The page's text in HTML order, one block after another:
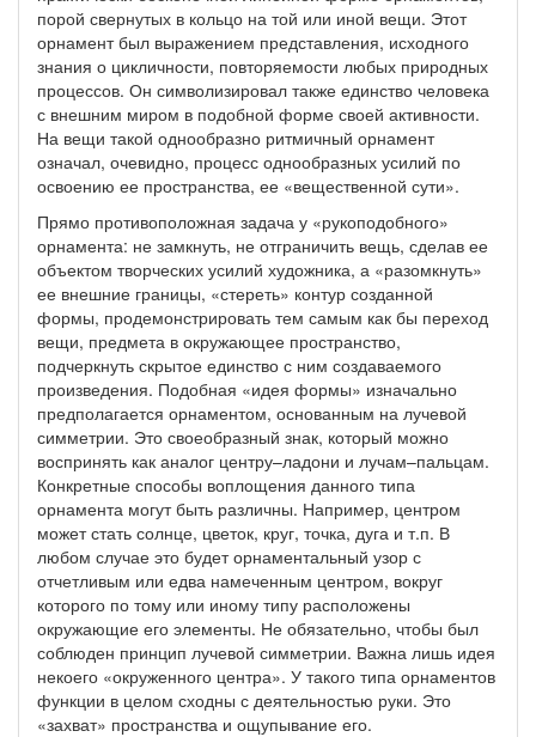
порой свернутых в кольцо на той или иной вещи. Этот
орнамент был выражением представления, исходного
знания о цикличности, повторяемости любых природных
процессов. Он символизировал также единство человека
с внешним миром в подобной форме своей активности.
На вещи такой однообразно ритмичный орнамент
означал, очевидно, процесс однообразных усилий по
освоению ее пространства, ее «вещественной сути».
Прямо противоположная задача у «рукоподобного»
орнамента: не замкнуть, не отграничить вещь, сделав ее
объектом творческих усилий художника, а «разомкнуть»
ее внешние границы, «стереть» контур созданной
формы, продемонстрировать тем самым как бы переход
вещи, предмета в окружающее пространство,
подчеркнуть скрытое единство с ним создаваемого
произведения. Подобная «идея формы» изначально
предполагается орнаментом, основанным на лучевой
симметрии. Это своеобразный знак, который можно
воспринять как аналог центру–ладони и лучам–пальцам.
Конкретные способы воплощения данного типа
орнамента могут быть различны. Например, центром
может стать солнце, цветок, круг, точка, дуга и т.п. В
любом случае это будет орнаментальный узор с
отчетливым или едва намеченным центром, вокруг
которого по тому или иному типу расположены
окружающие его элементы. Не обязательно, чтобы был
соблюден принцип лучевой симметрии. Важна лишь идея
некоего «окруженного центра». У такого типа орнаментов
функции в целом сходны с деятельностью руки. Это
«захват» пространства и ощупывание его.